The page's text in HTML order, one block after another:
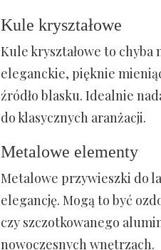
Kule kryształowe
Kule kryształowe to
eleganckie, pięknie
źródło blasku. Idealnie
do klasycznych aranżacji.
Metalowe elementy
Metalowe przywieszki do
elegancję. Mogą to być
czy szczotkowanego
nowoczesnych wnętrzach.